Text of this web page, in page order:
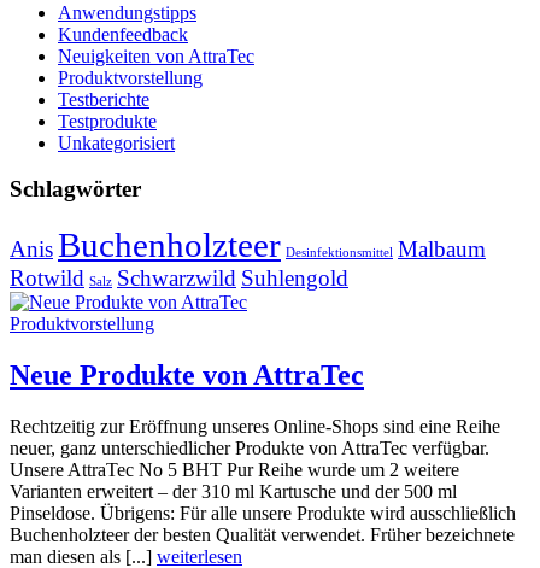
Anwendungstipps
Kundenfeedback
Neuigkeiten von AttraTec
Produktvorstellung
Testberichte
Testprodukte
Unkategorisiert
Schlagwörter
AnisBuchenholzteer Desinfektionsmittel Malbaum
Rotwild Salz Schwarzwild Suhlengold
Produktvorstellung
Neue Produkte von AttraTec
Rechtzeitig zur Eröffnung unseres Online-Shops sind eine Reihe
neuer, ganz unterschiedlicher Produkte von AttraTec verfügbar.
Unsere AttraTec No 5 BHT Pur Reihe wurde um 2 weitere
Varianten erweitert – der 310 ml Kartusche und der 500 ml
Pinseldose. Übrigens: Für alle unsere Produkte wird ausschließlich
Buchenholzteer der besten Qualität verwendet. Früher bezeichnete
man diesen als [...] weiterlesen